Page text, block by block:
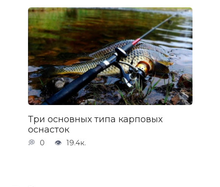
Три основных типа карповых
оснасток
0 19.4к.